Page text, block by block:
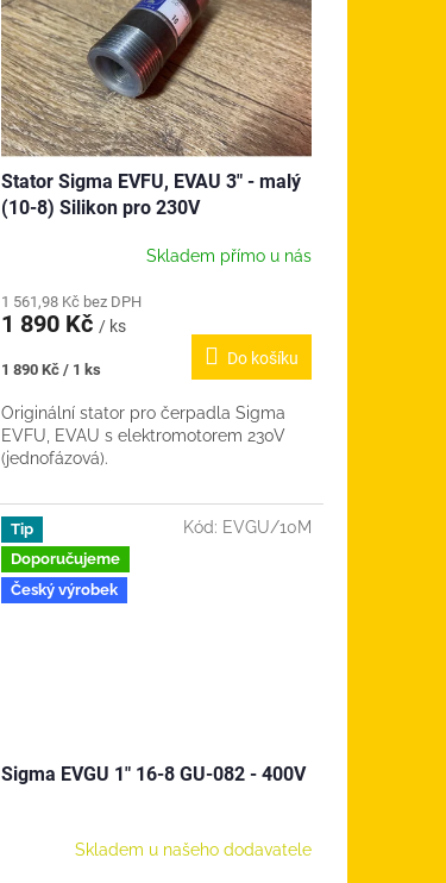
Stator Sigma EVFU, EVAU 3" - malý
(10-8) Silikon pro 230V
Skladem přímo u nás
1 561,98 Kč bez DPH
1 890 Kč / ks
Měrná
1 890 Kč / 1 ks
Do košíku
Originální stator pro čerpadla Sigma
EVFU, EVAU s elektromotorem 230V
(jednofázová).
Tip
Doporučujeme
Český výrobek
Sigma EVGU 1" 16-8 GU-082 - 400V
Skladem u našeho dodavatele
Kód: EVGU/10M